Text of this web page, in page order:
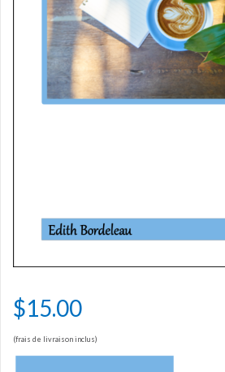
$15.00
(frais de livraison inclus)